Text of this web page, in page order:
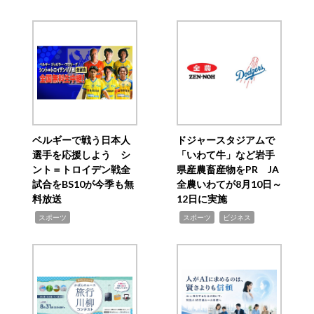
ベルギーで戦う日本人
選手を応援しよう シ
ント＝トロイデン戦全
試合をBS10が今季も無
料放送
スポーツ
ドジャースタジアムで
「いわて牛」など岩手
県産農畜産物をPR JA
全農いわてが8月10日～
12日に実施
スポーツ ビジネス